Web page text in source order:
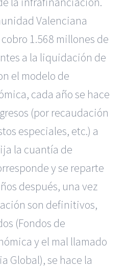
Valenciana
1.568 millones de
a la liquidación de
el modelo de
cada año se hace
(por recaudación
especiales, etc.) a
la cuantía de
y se reparte
después, una vez
son definitivos,
(Fondos de
y el mal llamado
Global), se hace la